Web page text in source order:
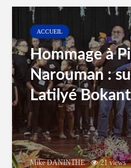
ACCUEIL
Hommage à
Narouman :
Latilyé
Mike DANINTHE 21 views